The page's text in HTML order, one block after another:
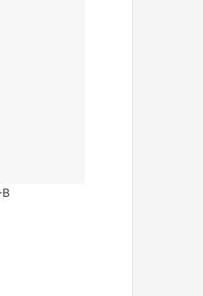
B